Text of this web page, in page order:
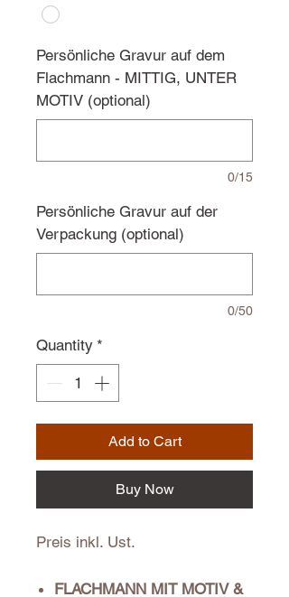
Persönliche Gravur auf dem
Flachmann - MITTIG, UNTER
MOTIV (optional)
0/15
Persönliche Gravur auf der
Verpackung (optional)
0/50
Quantity *
Add to Cart
Buy Now
Preis inkl. Ust.
FLACHMANN MIT MOTIV &